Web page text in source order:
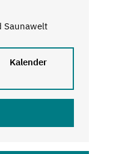
Saunawelt
Kalender